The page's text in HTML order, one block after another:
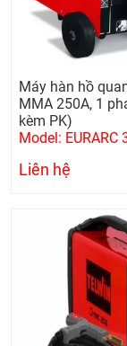
Máy hàn hồ
MMA 250A, 1
kèm PK)
Model: EURARC
Liên hệ